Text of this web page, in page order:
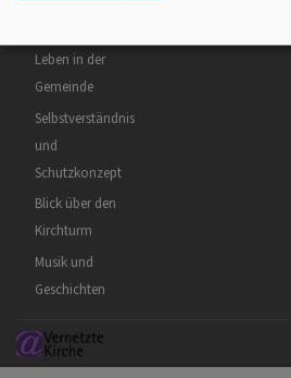
Leben in der
Gemeinde
Selbstverständnis
und
Schutzkonzept
Blick über den
Kirchturm
Musik und
Geschichten